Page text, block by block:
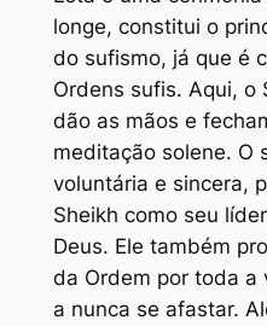
longe, constitui o
do sufismo, já que é
Ordens sufis. Aqui, o
dão as mãos e
meditação solene. O
voluntária e sincera,
Sheikh como seu
Deus. Ele também
da Ordem por toda a
a nunca se afastar.